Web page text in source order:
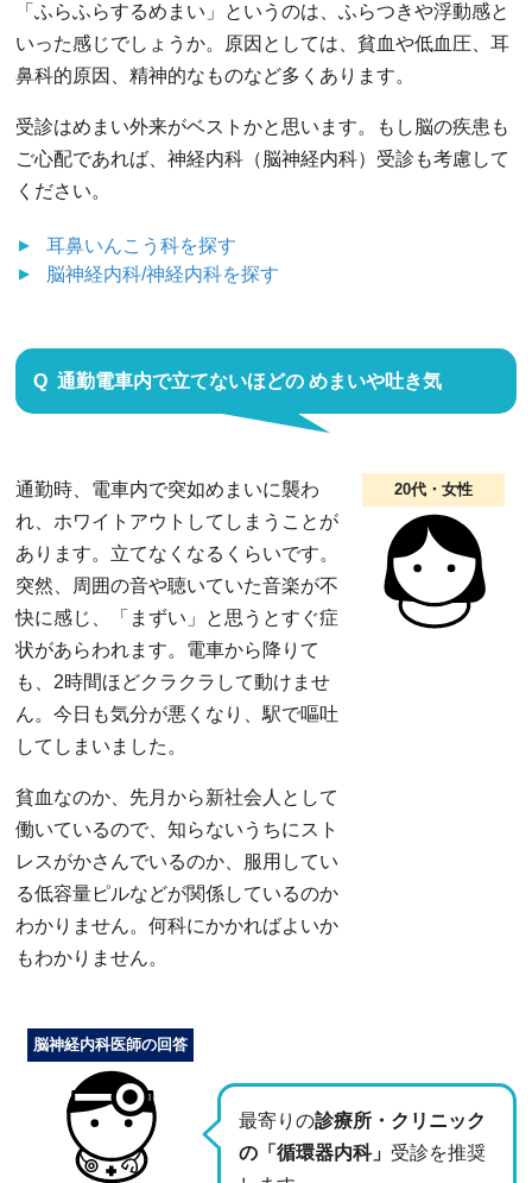
「ふらふらするめまい」というのは、ふらつきや浮動感と
いった感じでしょうか。原因としては、貧血や低血圧、耳
鼻科的原因、精神的なものなど多くあります。
受診はめまい外来がベストかと思います。もし脳の疾患も
ご心配であれば、神経内科（脳神経内科）受診も考慮して
ください。
耳鼻いんこう科を探す
脳神経内科/神経内科を探す
通勤電車内で立てないほどの めまいや吐き気
20代・女性
通勤時、電車内で突如めまいに襲わ
れ、ホワイトアウトしてしまうことが
あります。立てなくなるくらいです。
突然、周囲の音や聴いていた音楽が不
快に感じ、「まずい」と思うとすぐ症
状があらわれます。電車から降りて
も、2時間ほどクラクラして動けませ
ん。今日も気分が悪くなり、駅で嘔吐
してしまいました。
貧血なのか、先月から新社会人として
働いているので、知らないうちにスト
レスがかさんでいるのか、服用してい
る低容量ピルなどが関係しているのか
わかりません。何科にかかればよいか
もわかりません。
最寄りの診療所・クリニック
の「循環器内科」 受診を推奨
脳神経内科医師の回答